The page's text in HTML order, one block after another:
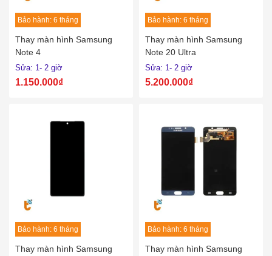
Thay pin
Pin iPhone Pin Samsumg Pin Oppo Pin Xiaomi
Vỏ Huawei
Bảo hành: 6 tháng
Thay màn hình Samsung
Note 4
Sửa: 1- 2 giờ
1.150.000₫
Bảo hành: 6 tháng
Thay màn hình Samsung
Note 20 Ultra
Sửa: 1- 2 giờ
5.200.000₫
Bảo hành: 6 tháng
Thay màn hình Samsung
Bảo hành: 6 tháng
Thay màn hình Samsung